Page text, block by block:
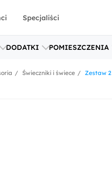
DODATKI POMIESZCZENIA
Specjaliści
Zestaw
Świeczniki i świece